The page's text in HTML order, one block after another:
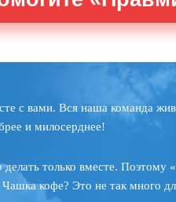
с вами. Вся наша команда
и милосерднее!
только вместе.
кофе? Это не так много